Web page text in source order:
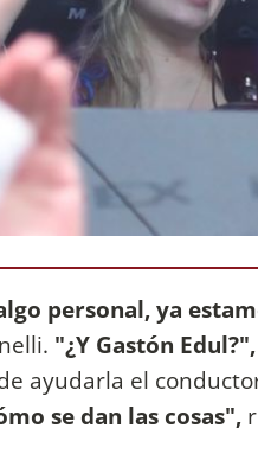
personal, ya
"¿Y Gastón Edul?",
ayudarla el
se dan las cosas",